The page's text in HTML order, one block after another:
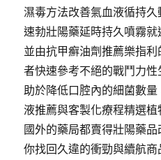
濕毒方法改善氣血液循持
速勃壯陽藥延時持久噴霧
並由抗甲癬油劑推薦樂指
者快速參考不絕的戰鬥力
助於降低口腔內的細菌數
液推薦與客製化療程精選
國外的藥局都賣得壯陽藥
你找回久違的衝勁與續航